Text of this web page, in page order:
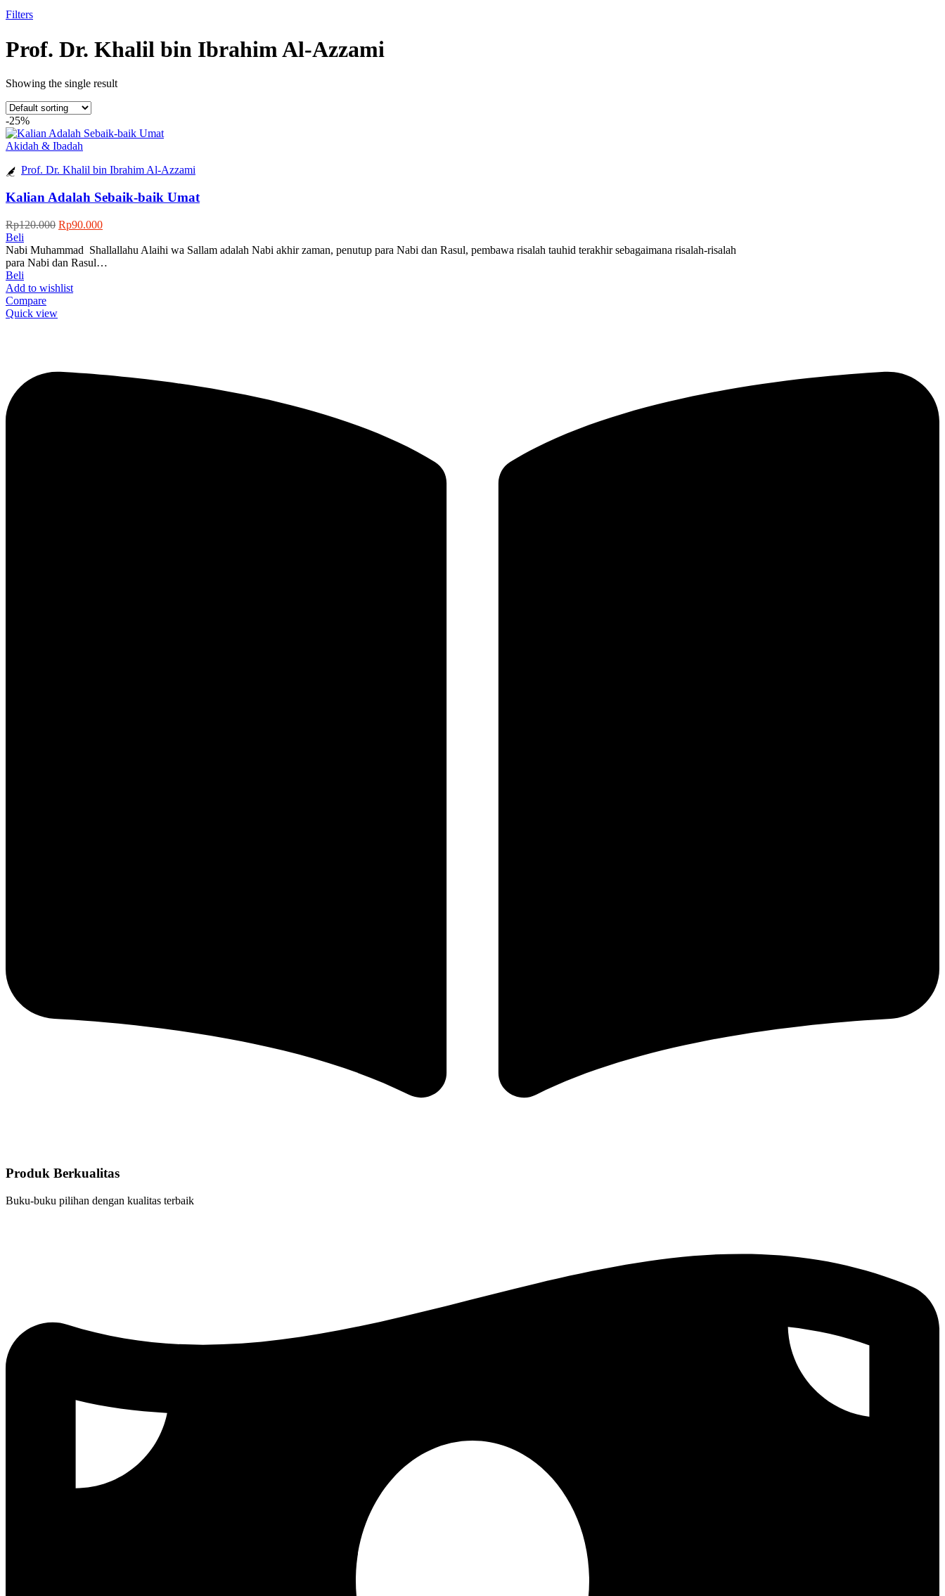
Filters
Prof. Dr. Khalil bin Ibrahim Al-Azzami
Showing the single result
-25%
Akidah & Ibadah
Prof. Dr. Khalil bin Ibrahim Al-Azzami
Kalian Adalah Sebaik-baik Umat
Rp120.000 Original
was:
Rp120.000.
Rp90.000Current
is:
Beli
Nabi Muhammad Shallallahu Alaihi wa Sallam adalah Nabi akhir zaman, penutup para Nabi dan Rasul, pembawa risalah tauhid terakhir sebagaimana risalah-risalah
para Nabi dan Rasul…
Beli
Add to wishlist
Compare
Quick view
Produk Berkualitas
Buku-buku pilihan dengan kualitas terbaik